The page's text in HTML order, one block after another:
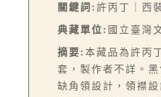
關鍵詞: 許丙丁｜西
典藏單位: 國立臺灣
摘要: 本藏品為許丙
套，製作者不詳。
缺角領設計，領襟